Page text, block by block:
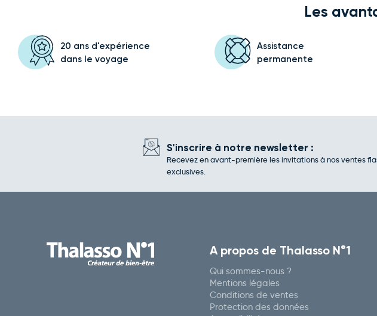
Les
20 ans d'expérience
dans le voyage
Assistance
permanente
S'inscrire à notre newsletter :
Recevez en avant-première les invitations à nos ventes
exclusives.
A propos de Thalasso N°1
Qui sommes-nous ?
Mentions légales
Conditions de ventes
Protection des données